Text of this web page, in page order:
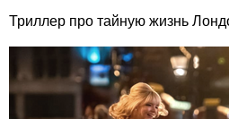
Триллер про тайную жизнь